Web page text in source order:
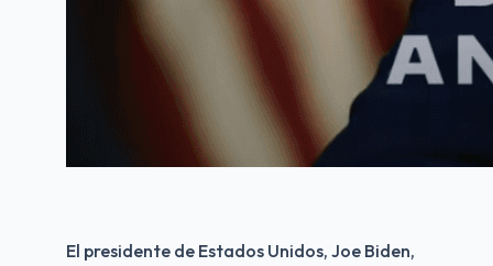
El presidente de Estados Unidos, Joe Biden,